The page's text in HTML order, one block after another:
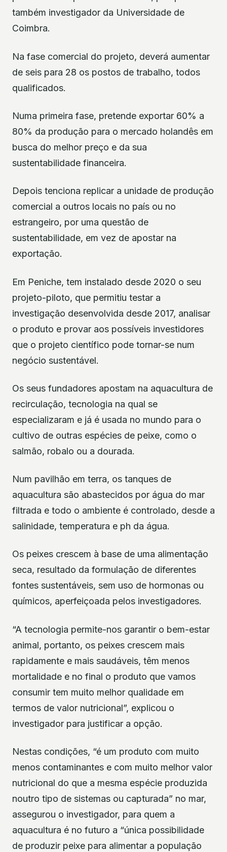
também investigador da Universidade de
Coimbra.
Na fase comercial do projeto, deverá aumentar
de seis para 28 os postos de trabalho, todos
qualificados.
Numa primeira fase, pretende exportar 60% a
80% da produção para o mercado holandês em
busca do melhor preço e da sua
sustentabilidade financeira.
Depois tenciona replicar a unidade de produção
comercial a outros locais no país ou no
estrangeiro, por uma questão de
sustentabilidade, em vez de apostar na
exportação.
Em Peniche, tem instalado desde 2020 o seu
projeto-piloto, que permitiu testar a
investigação desenvolvida desde 2017, analisar
o produto e provar aos possíveis investidores
que o projeto científico pode tornar-se num
negócio sustentável.
Os seus fundadores apostam na aquacultura de
recirculação, tecnologia na qual se
especializaram e já é usada no mundo para o
cultivo de outras espécies de peixe, como o
salmão, robalo ou a dourada.
Num pavilhão em terra, os tanques de
aquacultura são abastecidos por água do mar
filtrada e todo o ambiente é controlado, desde a
salinidade, temperatura e ph da água.
Os peixes crescem à base de uma alimentação
seca, resultado da formulação de diferentes
fontes sustentáveis, sem uso de hormonas ou
químicos, aperfeiçoada pelos investigadores.
“A tecnologia permite-nos garantir o bem-estar
animal, portanto, os peixes crescem mais
rapidamente e mais saudáveis, têm menos
mortalidade e no final o produto que vamos
consumir tem muito melhor qualidade em
termos de valor nutricional”, explicou o
investigador para justificar a opção.
Nestas condições, “é um produto com muito
menos contaminantes e com muito melhor valor
nutricional do que a mesma espécie produzida
noutro tipo de sistemas ou capturada” no mar,
assegurou o investigador, para quem a
aquacultura é no futuro a “única possibilidade
de produzir peixe para alimentar a população